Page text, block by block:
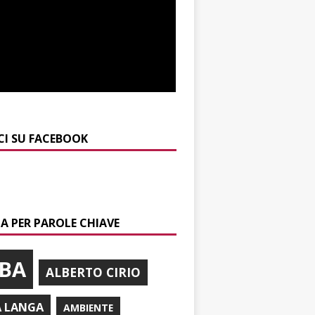
SU FACEBOOK
PER PAROLE CHIAVE
ALBERTO CIRIO
LANGA AMBIENTE